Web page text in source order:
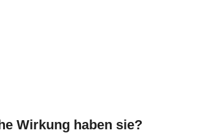
Wirkung haben sie?